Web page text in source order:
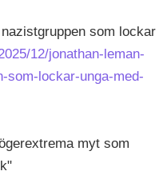
som lockar
12/jonathan-leman-
som-lockar-unga-med-
myt som